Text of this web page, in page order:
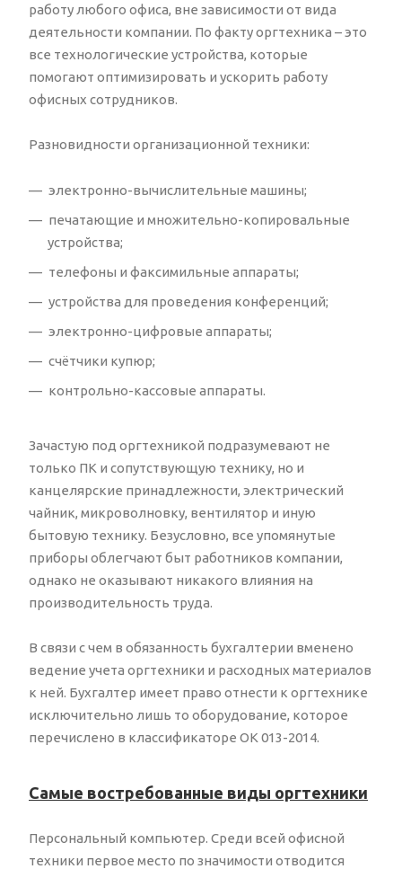
работу любого офиса, вне зависимости от вида
деятельности компании. По факту оргтехника – это
все технологические устройства, которые
помогают оптимизировать и ускорить работу
офисных сотрудников.
Разновидности организационной техники:
электронно-вычислительные машины;
печатающие и множительно-копировальные
устройства;
телефоны и факсимильные аппараты;
устройства для проведения конференций;
электронно-цифровые аппараты;
счётчики купюр;
контрольно-кассовые аппараты.
Зачастую под оргтехникой подразумевают не
только ПК и сопутствующую технику, но и
канцелярские принадлежности, электрический
чайник, микроволновку, вентилятор и иную
бытовую технику. Безусловно, все упомянутые
приборы облегчают быт работников компании,
однако не оказывают никакого влияния на
производительность труда.
В связи с чем в обязанность бухгалтерии вменено
ведение учета оргтехники и расходных материалов
к ней. Бухгалтер имеет право отнести к оргтехнике
исключительно лишь то оборудование, которое
перечислено в классификаторе ОК 013-2014.
Самые востребованные виды оргтехники
Персональный компьютер. Среди всей офисной
техники первое место по значимости отводится